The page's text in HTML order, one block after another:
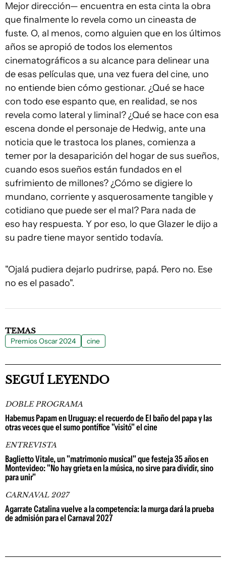
Mejor dirección— encuentra en esta cinta la obra
que finalmente lo revela como un cineasta de
fuste. O, al menos, como alguien que en los últimos
años se apropió de todos los elementos
cinematográficos a su alcance para delinear una
de esas películas que, una vez fuera del cine, uno
no entiende bien cómo gestionar. ¿Qué se hace
con todo ese espanto que, en realidad, se nos
revela como lateral y liminal? ¿Qué se hace con esa
escena donde el personaje de Hedwig, ante una
noticia que le trastoca los planes, comienza a
temer por la desaparición del hogar de sus sueños,
cuando esos sueños están fundados en el
sufrimiento de millones? ¿Cómo se digiere lo
mundano, corriente y asquerosamente tangible y
cotidiano que puede ser el mal? Para nada de
eso hay respuesta. Y por eso, lo que Glazer le dijo a
su padre tiene mayor sentido todavía.
"Ojalá pudiera dejarlo pudrirse, papá. Pero no. Ese
no es el pasado".
TEMAS
Premios Oscar 2024 cine
SEGUÍ LEYENDO
DOBLE PROGRAMA
Habemus Papam en Uruguay: el recuerdo de El baño del papa y las
otras veces que el sumo pontífice "visitó" el cine
ENTREVISTA
Baglietto Vitale, un "matrimonio musical" que festeja 35 años en
Montevideo: "No hay grieta en la música, no sirve para dividir, sino
para unir"
CARNAVAL 2027
Agarrate Catalina vuelve a la competencia: la murga dará la prueba
de admisión para el Carnaval 2027